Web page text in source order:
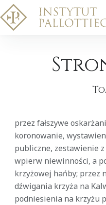
przez fałszywe
koronowanie,
publiczne, zestawienie
wpierw niewinności, a
krzyżowej hańby; przez
dźwigania krzyża na
podniesienia na krzyżu